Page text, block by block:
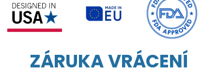
ZÁRUKA VRÁCENÍ